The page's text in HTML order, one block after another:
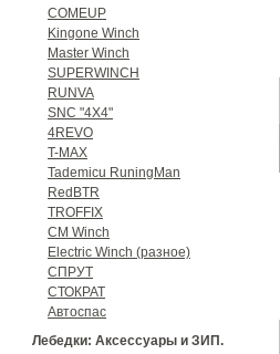
COMEUP
Kingone Winch
Master Winch
SUPERWINCH
RUNVA
SNC "4Х4"
4REVO
T-MAX
Tademicu RuningMan
RedBTR
TROFFIX
CM Winch
Electric Winch (разное)
СПРУТ
СТОКРАТ
Автоспас
Лебедки: Аксессуары и ЗИП.